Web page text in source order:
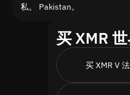
私。 Pakistan。
买 XMR
买 XMR V